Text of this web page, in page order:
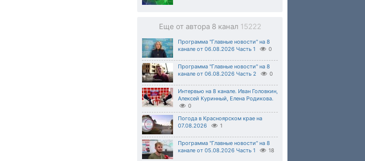
Еще от автора 8 канал 15222
Программа "Главные новости" на 8
канале от 06.08.2026 Часть 1
0
Программа "Главные новости" на 8
канале от 06.08.2026 Часть 2
0
Интервью на 8 канале. Иван Головкин,
Алексей Куринный, Елена Родикова.
0
Погода в Красноярском крае на
07.08.2026
1
Программа "Главные новости" на 8
канале от 05.08.2026 Часть 1
18